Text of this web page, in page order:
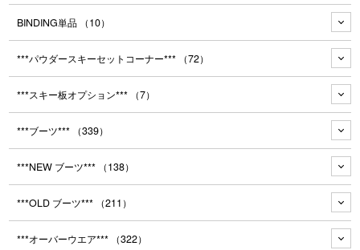
BINDING単品 （10）
***パウダースキーセットコーナー*** （72）
***スキー板オプション*** （7）
***ブーツ*** （339）
***NEW ブーツ*** （138）
***OLD ブーツ*** （211）
***オーバーウエア*** （322）